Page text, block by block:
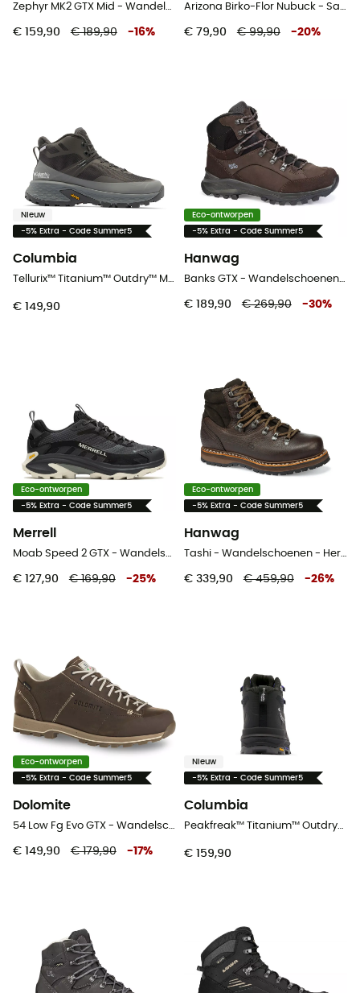
Zephyr MK2 GTX Mid - Wandelschoenen
€ 159,90 € 189,90 -16%
Arizona Birko-Flor Nubuck - Sandalen
€ 79,90 € 99,90 -20%
Nieuw
-5% Extra - Code Summer5
Columbia
Tellurix™ Titanium™ Outdry™ Mid - Wandelschoenen - Dames
€ 149,90
Eco-ontworpen
-5% Extra - Code Summer5
Hanwag
Banks GTX - Wandelschoenen Heren
€ 189,90 € 269,90 -30%
Eco-ontworpen
-5% Extra - Code Summer5
Merrell
Moab Speed 2 GTX - Wandelschoenen - Heren
€ 127,90 € 169,90 -25%
Eco-ontworpen
-5% Extra - Code Summer5
Hanwag
Tashi - Wandelschoenen - Heren
€ 339,90 € 459,90 -26%
Eco-ontworpen
-5% Extra - Code Summer5
Dolomite
54 Low Fg Evo GTX - Wandelschoenen
€ 149,90 € 179,90 -17%
Nieuw
-5% Extra - Code Summer5
Columbia
Peakfreak™ Titanium™ Outdry™ Mid - Wandelschoenen - Dames
€ 159,90